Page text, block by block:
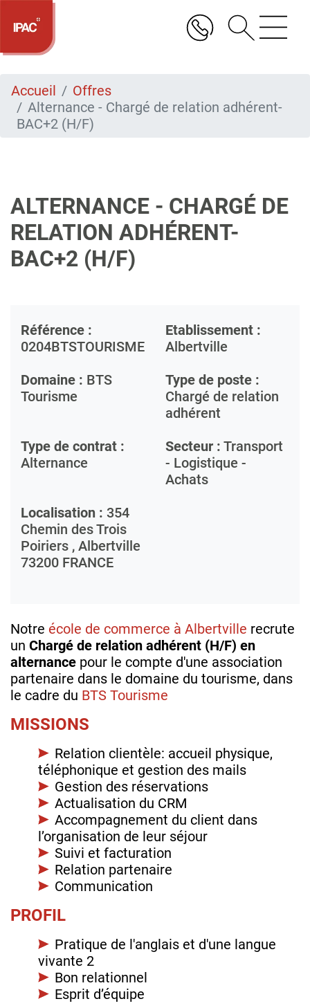
Aller
contenu
Accueil
Offres
Alternance - Chargé de relation adhérent-
BAC+2 (H/F)
ALTERNANCE - CHARGÉ DE
RELATION ADHÉRENT-
BAC+2 (H/F)
Référence :
0204BTSTOURISME
Etablissement :
Albertville
Domaine : BTS
Tourisme
Type de poste :
Chargé de relation
adhérent
Type de contrat :
Alternance
Secteur : Transport
- Logistique -
Achats
Localisation : 354
Chemin des Trois
Poiriers , Albertville
73200 FRANCE
Notre école de commerce à Albertville recrute
un Chargé de relation adhérent (H/F) en
alternance pour le compte d'une association
partenaire dans le domaine du tourisme, dans
le cadre du BTS Tourisme
MISSIONS
Relation clientèle: accueil physique,
téléphonique et gestion des mails
Gestion des réservations
Actualisation du CRM
Accompagnement du client dans
l’organisation de leur séjour
Suivi et facturation
Relation partenaire
Communication
PROFIL
Pratique de l'anglais et d'une langue
vivante 2
Bon relationnel
Esprit d’équipe